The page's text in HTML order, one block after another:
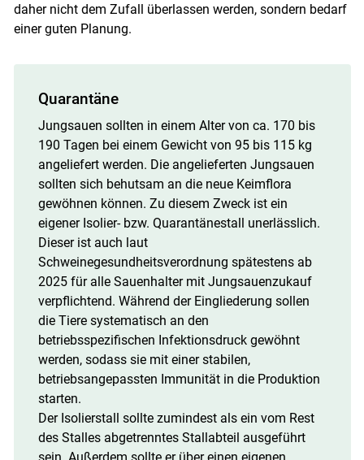
Skip to main content
daher nicht dem Zufall überlassen werden, sondern bedarf
einer guten Planung.
Quarantäne
Jungsauen sollten in einem Alter von ca. 170 bis
190 Tagen bei einem Gewicht von 95 bis 115 kg
angeliefert werden. Die angelieferten Jungsauen
sollten sich behutsam an die neue Keimflora
gewöhnen können. Zu diesem Zweck ist ein
eigener Isolier- bzw. Quarantänestall unerlässlich.
Dieser ist auch laut
Schweinegesundheitsverordnung spätestens ab
2025 für alle Sauenhalter mit Jungsauenzukauf
verpflichtend. Während der Eingliederung sollen
die Tiere systematisch an den
betriebsspezifischen Infektionsdruck gewöhnt
werden, sodass sie mit einer stabilen,
betriebsangepassten Immunität in die Produktion
starten.
Der Isolierstall sollte zumindest als ein vom Rest
des Stalles abgetrenntes Stallabteil ausgeführt
sein. Außerdem sollte er über einen eigenen